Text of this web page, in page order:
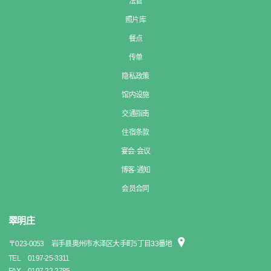
照片库
餐点
传单
隐私政策
馆内设施
交通指南
住宿条款
宴会·会议
博客·通知
会员合同
翠明庄
〒023-0053
岩手县奥州市水泽区大手町5丁目33番地
TEL
0197-25-3311